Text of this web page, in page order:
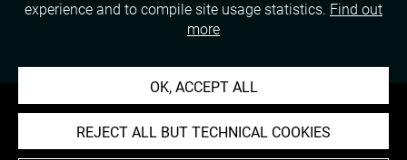
About
experience and to compile site usage statistics. Find out
more
OK, ACCEPT ALL
REJECT ALL BUT TECHNICAL COOKIES